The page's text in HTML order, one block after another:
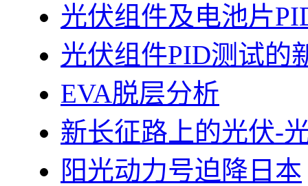
光伏组件及电池片
光伏组件PID测试的
EVA脱层分析
新长征路上的光伏-
阳光动力号迫降日本